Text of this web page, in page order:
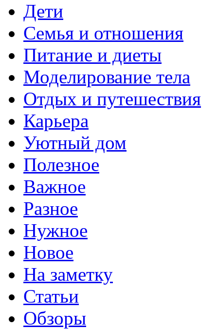
Дети
Семья и отношения
Питание и диеты
Моделирование тела
Отдых и путешествия
Карьера
Уютный дом
Полезное
Важное
Разное
Нужное
Новое
На заметку
Статьи
Обзоры